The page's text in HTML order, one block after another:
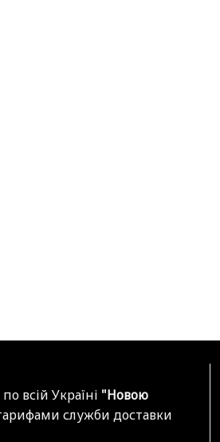
всій Україні "Новою
служби доставки